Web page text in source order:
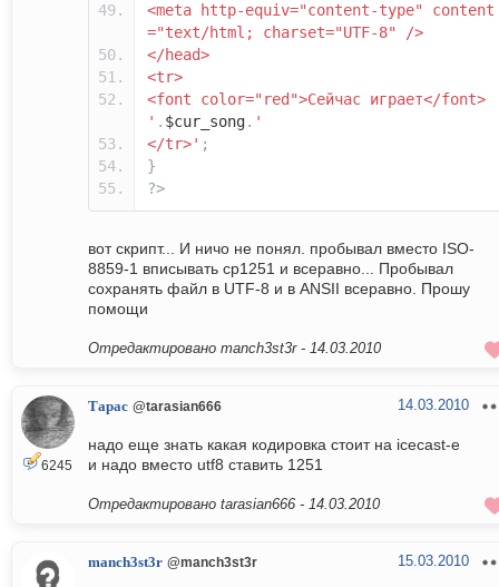
<meta http-equiv="content-type" content
="text/html; charset="UTF-8" />
</head>
<tr>
<font color="red">Сейчас играет</font>
' . $cur_song. '
</tr>' ;
}
?>
вот скрипт... И ничо не понял. пробывал вместо ISO-
8859-1 вписывать cp1251 и всеравно... Пробывал
сохранять файл в UTF-8 и в ANSII всеравно. Прошу
помощи
Отредактировано manch3st3r - 14.03.2010
6245
Тарас @tarasian666 14.03.2010
надо еще знать какая кодировка стоит на icecast-е
и надо вместо utf8 ставить 1251
Отредактировано tarasian666 - 14.03.2010
manch3st3r @manch3st3r 15.03.2010